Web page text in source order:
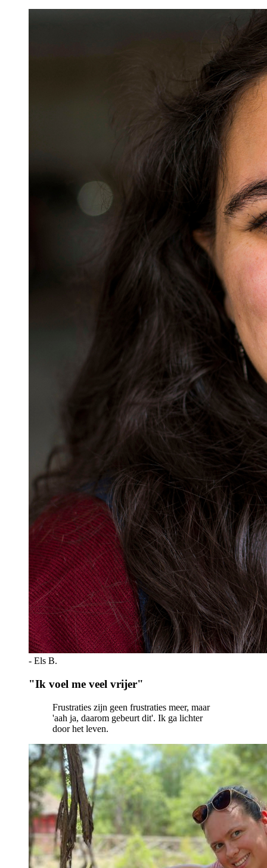
- Els B.
"Ik voel me veel vrijer"
Frustraties zijn geen frustraties meer, maar
'aah ja, daarom gebeurt dit'. Ik ga lichter
door het leven.